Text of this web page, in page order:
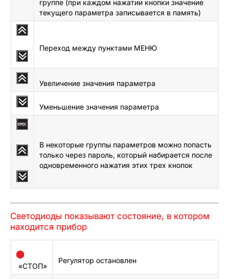
группе (при каждом нажатии кнопки значение
текущего параметра записывается в память)
Переход между пунктами МЕНЮ
Увеличение значения параметра
Уменьшение значения параметра
В некоторые группы параметров можно попасть
только через пароль, который набирается после
одновременного нажатия этих трех кнопок
Светодиоды показывают состояние, в котором
находится прибор
«СТОП»
Регулятор остановлен